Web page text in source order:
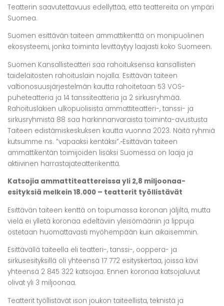
Teatterin saavutettavuus edellyttää, että teattereita on ympäri
Suomea.
Suomen esittävän taiteen ammattikenttä on monipuolinen
ekosysteemi, jonka toiminta levittäytyy laajasti koko Suomeen.
Suomen Kansallisteatteri saa rahoituksensa kansallisten
taidelaitosten rahoituslain nojalla. Esittävän taiteen
valtionosuusjärjestelmän kautta rahoitetaan 53 VOS-
puheteatteria ja 14 tanssiteatteria ja 2 sirkusryhmää.
Rahoituslakien ulkopuolisista ammattiteatteri-, tanssi- ja
sirkusryhmistä 88 saa harkinnanvaraista toiminta-avustusta
Taiteen edistämiskeskuksen kautta vuonna 2023. Näitä ryhmiä
kutsumme ns. ”vapaaksi kentäksi”. Esittävän taiteen
ammattikentän toimijoiden lisäksi Suomessa on laaja ja
aktiivinen harrastajateatterikenttä.
Katsojia ammattiteattereissa yli 2,8 miljoonaa-
esityksiä melkein 18.000 – teatterit työllistävät
Esittävän taiteen kenttä on toipumassa koronan jäljiltä, mutta
vielä ei ylletä koronaa edeltäviin yleisömääriin ja lippuja
ostetaan huomattavasti myöhempään kuin aikaisemmin.
Esittävällä taiteella eli teatteri-, tanssi-, ooppera- ja
sirkusesityksillä oli yhteensä 17 772 esityskertaa, joissa kävi
yhteensä 2 845 322 katsojaa. Ennen koronaa katsojaluvut
olivat yli 3 miljoonaa.
Teatterit työllistävät ison joukon taiteellista, teknistä ja